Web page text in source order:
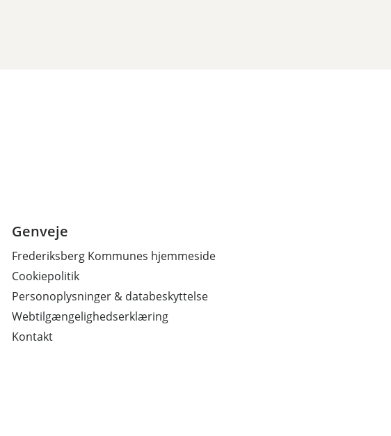
Genveje
Frederiksberg Kommunes hjemmeside
Cookiepolitik
Personoplysninger & databeskyttelse
Webtilgængelighedserklæring
Kontakt